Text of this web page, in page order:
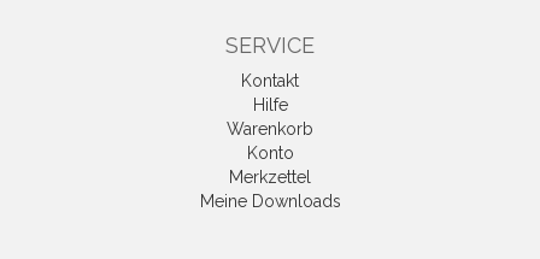
SERVICE
Kontakt
Hilfe
Warenkorb
Konto
Merkzettel
Meine Downloads